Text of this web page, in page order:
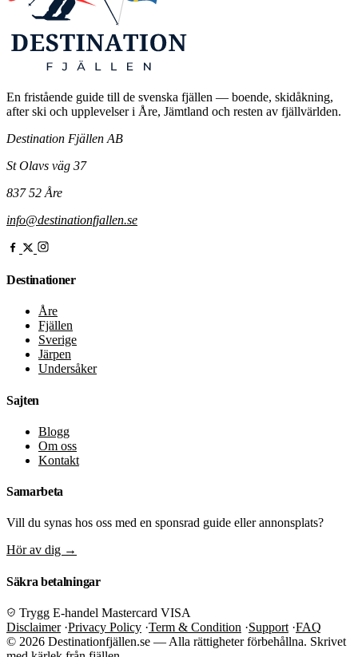
En fristående guide till de svenska fjällen — boende, skidåkning,
after ski och upplevelser i Åre, Jämtland och resten av fjällvärlden.
Destination Fjällen AB
St Olavs väg 37
837 52 Åre
info@destinationfjallen.se
Destinationer
Åre
Fjällen
Sverige
Järpen
Undersåker
Sajten
Blogg
Om oss
Kontakt
Samarbeta
Vill du synas hos oss med en sponsrad guide eller annonsplats?
Hör av dig →
Säkra betalningar
Trygg E-handel Mastercard VISA
Disclaimer ·Privacy Policy ·Term & Condition ·Support ·FAQ
© 2026 Destinationfjällen.se — Alla rättigheter förbehållna. Skrivet